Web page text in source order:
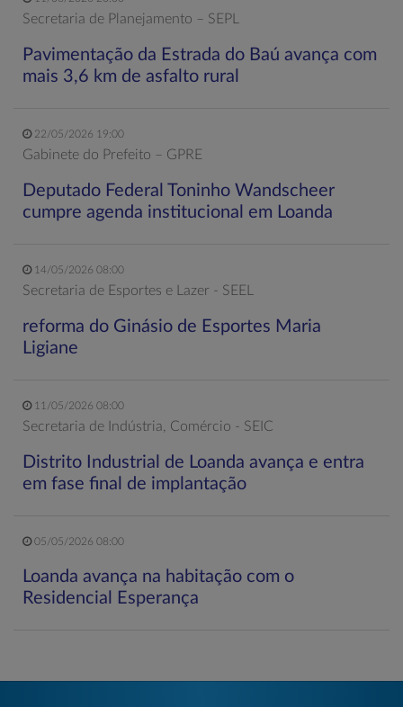
Secretaria de Planejamento – SEPL
Pavimentação da Estrada do Baú avança com
mais 3,6 km de asfalto rural
22/05/2026 19:00
Gabinete do Prefeito – GPRE
Deputado Federal Toninho Wandscheer
cumpre agenda institucional em Loanda
14/05/2026 08:00
Secretaria de Esportes e Lazer - SEEL
reforma do Ginásio de Esportes Maria
Ligiane
11/05/2026 08:00
Secretaria de Indústria, Comércio - SEIC
Distrito Industrial de Loanda avança e entra
em fase final de implantação
05/05/2026 08:00
Loanda avança na habitação com o
Residencial Esperança